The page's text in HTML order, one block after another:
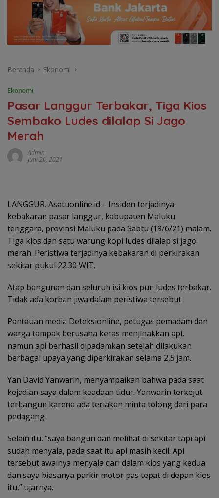
Beranda Ekonomi
Ekonomi
Pasar Langgur Terbakar, Tiga Kios
Sembako Ludes dilalap Si Jago
Merah
Admin
Juni 20, 2021
LANGGUR, Asatuonline.id – Insiden terjadinya
kebakaran pasar langgur, kabupaten Maluku
tenggara, provinsi Maluku pada Sabtu (19/6/21) malam.
Tiga kios dan satu warung kopi ludes dilalap si jago
merah. Peristiwa terjadinya kebakaran di perkirakan
sekitar pukul 22.30 WIT.
Atap bangunan dan seluruh isi kios pun ludes terbakar.
Tidak ada korban jiwa dalam peristiwa tersebut.
Pantauan media Deteksionline, petugas pemadam dan
warga tampak berusaha keras menjinakkan api,
namun api berhasil dipadamkan setelah dilakukan
berbagai upaya yang diperkirakan selama 2,5 jam.
Yan David Yanwarin, menyampaikan bahwa pada saat
kejadian saya dalam keadaan tidur. Yanwarin terkejut
terbangun karena ada teriakan minta tolong dari para
pedagang.
Selain itu, “saya bangun dan melihat di sekitar tapi api
sudah menyala, pada saat itu api masih kecil. Api
tersebut awalnya menyala dari dalam kios yang kedua
dan saya biasanya parkir motor pas tepat di depan kios
itu,” ujarnya.